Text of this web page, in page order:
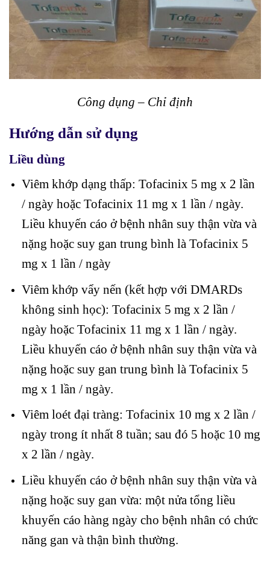
Công dụng – Chỉ định
Hướng dẫn sử dụng
Liều dùng
Viêm khớp dạng thấp: Tofacinix 5 mg x 2 lần
/ ngày hoặc Tofacinix 11 mg x 1 lần / ngày.
Liều khuyến cáo ở bệnh nhân suy thận vừa và
nặng hoặc suy gan trung bình là Tofacinix 5
mg x 1 lần / ngày
Viêm khớp vẩy nến (kết hợp với DMARDs
không sinh học): Tofacinix 5 mg x 2 lần /
ngày hoặc Tofacinix 11 mg x 1 lần / ngày.
Liều khuyến cáo ở bệnh nhân suy thận vừa và
nặng hoặc suy gan trung bình là Tofacinix 5
mg x 1 lần / ngày.
Viêm loét đại tràng: Tofacinix 10 mg x 2 lần /
ngày trong ít nhất 8 tuần; sau đó 5 hoặc 10 mg
x 2 lần / ngày.
Liều khuyến cáo ở bệnh nhân suy thận vừa và
nặng hoặc suy gan vừa: một nửa tổng liều
khuyến cáo hàng ngày cho bệnh nhân có chức
năng gan và thận bình thường.